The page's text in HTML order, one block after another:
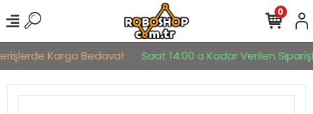
Kargo Bedava! Saat 14:00 a Kadar Verilen
0